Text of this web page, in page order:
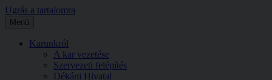
Ugrás a tartalomra
Menü
Karunkról
A kar vezetése
Szervezeti felépítés
Dékáni Hivatal